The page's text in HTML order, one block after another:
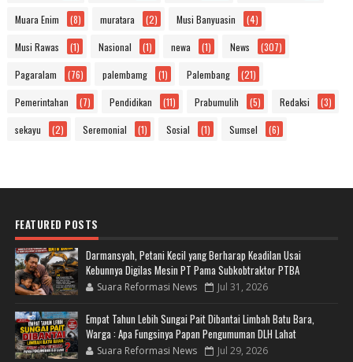
Muara Enim (8) muratara (2) Musi Banyuasin (4)
Musi Rawas (1) Nasional (1) newa (1) News (307)
Pagaralam (76) palembamg (1) Palembang (21)
Pemerintahan (7) Pendidikan (11) Prabumulih (5) Redaksi (3)
sekayu (2) Seremonial (1) Sosial (1) Sumsel (6)
FEATURED POSTS
Darmansyah, Petani Kecil yang Berharap Keadilan Usai
Kebunnya Digilas Mesin PT Pama Subkobtraktor PTBA
Suara Reformasi News Jul 31, 2026
Empat Tahun Lebih Sungai Pait Dibantai Limbah Batu Bara,
Warga : Apa Fungsinya Papan Pengumuman DLH Lahat
Suara Reformasi News Jul 29, 2026